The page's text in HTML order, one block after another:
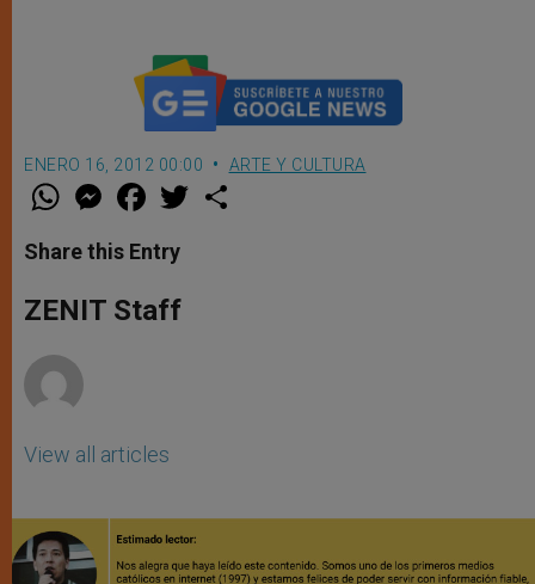
ENERO 16, 2012 00:00 ARTE Y CULTURA
W
t
s
p
p
M
e
s
e
g
e
F
a
e
b
o
k
w
Share this Entry
ZENIT Staff
View all articles